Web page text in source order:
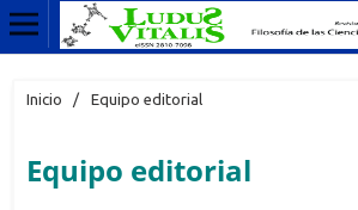
Inicio / Equipo editorial
Equipo editorial